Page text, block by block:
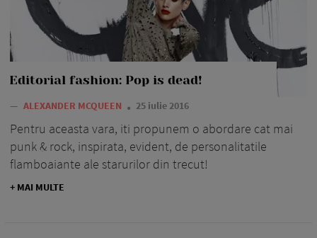
Editorial fashion: Pop is dead!
— ALEXANDER MCQUEEN 25 iulie 2016
Pentru aceasta vara, iti propunem o abordare cat mai
punk & rock, inspirata, evident, de personalitatile
flamboaiante ale starurilor din trecut!
+ MAI MULTE